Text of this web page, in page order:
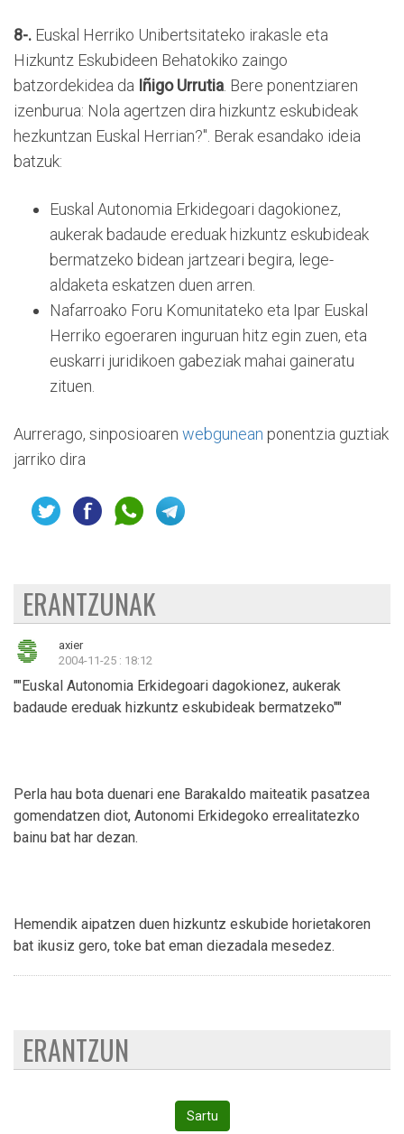
8-. Euskal Herriko Unibertsitateko irakasle eta
Hizkuntz Eskubideen Behatokiko zaingo
batzordekidea da Iñigo Urrutia . Bere ponentziaren
izenburua: Nola agertzen dira hizkuntz eskubideak
hezkuntzan Euskal Herrian?". Berak esandako ideia
batzuk:
Euskal Autonomia Erkidegoari dagokionez,
aukerak badaude ereduak hizkuntz eskubideak
bermatzeko bidean jartzeari begira, lege-
aldaketa eskatzen duen arren.
Nafarroako Foru Komunitateko eta Ipar Euskal
Herriko egoeraren inguruan hitz egin zuen, eta
euskarri juridikoen gabeziak mahai gaineratu
zituen.
Aurrerago, sinposioaren webgunean ponentzia guztiak
jarriko dira
ERANTZUNAK
axier
2004-11-25 : 18:12
""Euskal Autonomia Erkidegoari dagokionez, aukerak
badaude ereduak hizkuntz eskubideak bermatzeko""
Perla hau bota duenari ene Barakaldo maiteatik pasatzea
gomendatzen diot, Autonomi Erkidegoko errealitatezko
bainu bat har dezan.
Hemendik aipatzen duen hizkuntz eskubide horietakoren
bat ikusiz gero, toke bat eman diezadala mesedez.
ERANTZUN
Sartu